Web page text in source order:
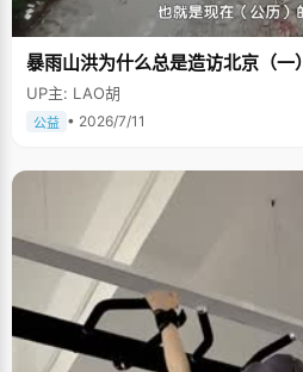
暴雨山洪为什么总是造访北京（一）
UP主: LAO胡
公益 • 2026/7/11